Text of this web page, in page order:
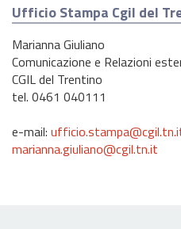
Ufficio Stampa Cgil del
Marianna Giuliano
Comunicazione e Relazioni
CGIL del Trentino
tel. 0461 040111
e-mail:
marianna.giuliano@cgil.tn.it